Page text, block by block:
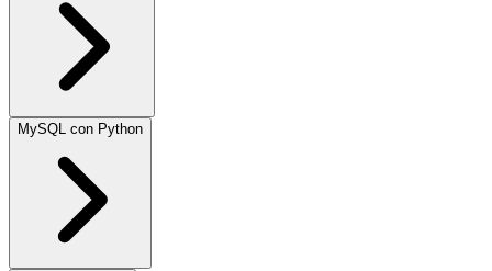
MySQL con Python